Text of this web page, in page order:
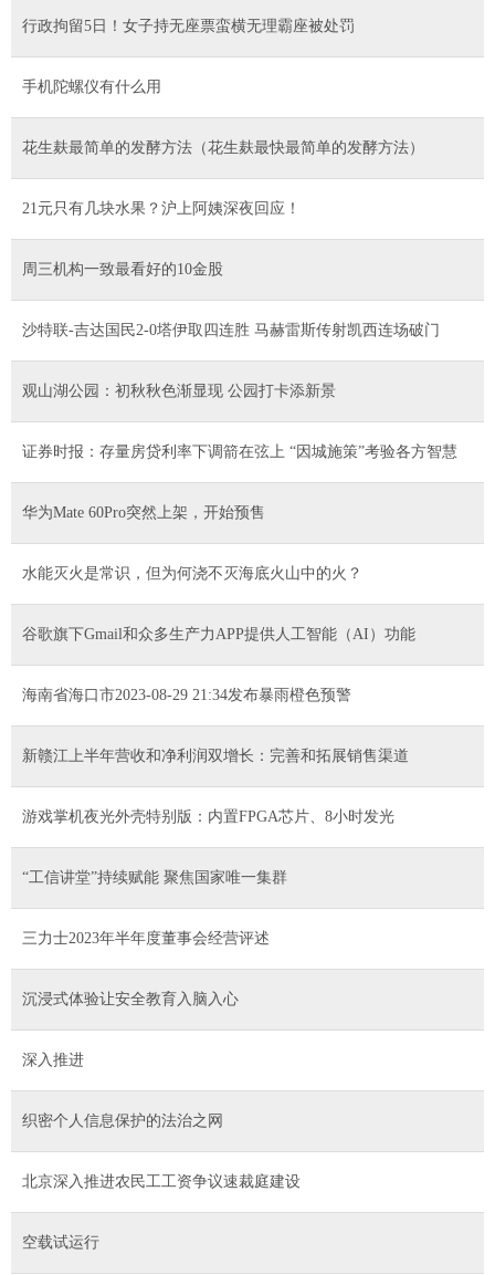
行政拘留5日！女子持无座票蛮横无理霸座被处罚
手机陀螺仪有什么用
花生麸最简单的发酵方法（花生麸最快最简单的发酵方法）
21元只有几块水果？沪上阿姨深夜回应！
周三机构一致最看好的10金股
沙特联-吉达国民2-0塔伊取四连胜 马赫雷斯传射凯西连场破门
观山湖公园：初秋秋色渐显现 公园打卡添新景
证券时报：存量房贷利率下调箭在弦上 “因城施策”考验各方智慧
华为Mate 60Pro突然上架，开始预售
水能灭火是常识，但为何浇不灭海底火山中的火？
谷歌旗下Gmail和众多生产力APP提供人工智能（AI）功能
海南省海口市2023-08-29 21:34发布暴雨橙色预警
新赣江上半年营收和净利润双增长：完善和拓展销售渠道
游戏掌机夜光外壳特别版：内置FPGA芯片、8小时发光
“工信讲堂”持续赋能 聚焦国家唯一集群
三力士2023年半年度董事会经营评述
沉浸式体验让安全教育入脑入心
深入推进
织密个人信息保护的法治之网
北京深入推进农民工工资争议速裁庭建设
空载试运行